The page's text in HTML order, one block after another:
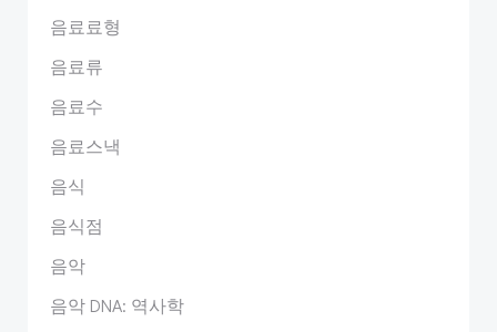
음료료형
음료류
음료수
음료스낵
음식
음식점
음악
음악 DNA: 역사학